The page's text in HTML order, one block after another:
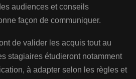
audiences et conseils
façon de communiquer.
de valider les acquis tout au
stagiaires étudieront notamment
à adapter selon les règles et